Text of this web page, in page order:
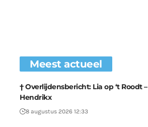
Meest actueel
† Overlijdensbericht: Lia op ‘t Roodt –
Hendrikx
8 augustus 2026 12:33